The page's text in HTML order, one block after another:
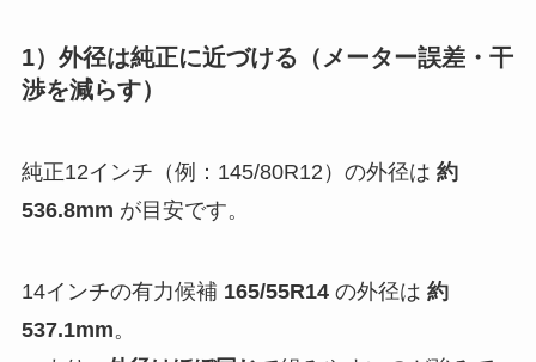
1）外径は純正に近づける（メーター誤差・干
渉を減らす）
純正12インチ（例：145/80R12）の外径は 約
536.8mm が目安です。
14インチの有力候補 165/55R14の外径は 約
537.1mm。